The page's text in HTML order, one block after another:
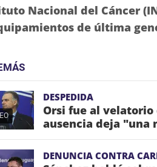
Nacional del Cáncer
de última
DESPEDIDA
Orsi fue al velatorio
ausencia deja "una
DENUNCIA CONTRA